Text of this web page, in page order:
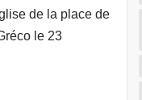
de la place de
le 23